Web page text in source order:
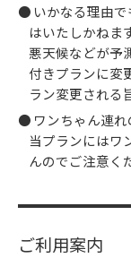
いかなる理由
はいたしかねます
悪天候などが予
付きプランに変
ラン変更される
ワンちゃん連
当プランにはワ
んのでご注意く
ご利用案内